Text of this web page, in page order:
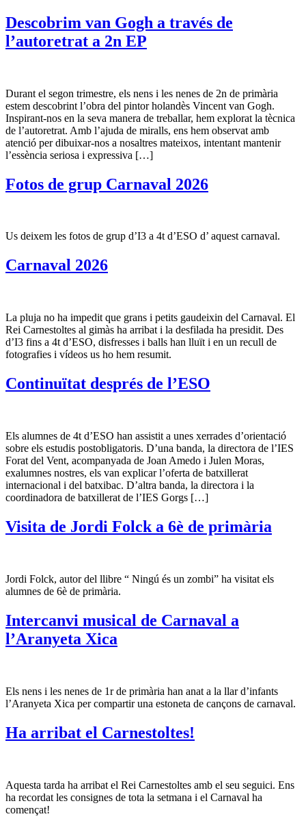
Descobrim van Gogh a través de
l’autoretrat a 2n EP
Durant el segon trimestre, els nens i les nenes de 2n de primària
estem descobrint l’obra del pintor holandès Vincent van Gogh.
Inspirant-nos en la seva manera de treballar, hem explorat la tècnica
de l’autoretrat. Amb l’ajuda de miralls, ens hem observat amb
atenció per dibuixar-nos a nosaltres mateixos, intentant mantenir
l’essència seriosa i expressiva […]
Fotos de grup Carnaval 2026
Us deixem les fotos de grup d’I3 a 4t d’ESO d’ aquest carnaval.
Carnaval 2026
La pluja no ha impedit que grans i petits gaudeixin del Carnaval. El
Rei Carnestoltes al gimàs ha arribat i la desfilada ha presidit. Des
d’I3 fins a 4t d’ESO, disfresses i balls han lluït i en un recull de
fotografies i vídeos us ho hem resumit.
Continuïtat després de l’ESO
Els alumnes de 4t d’ESO han assistit a unes xerrades d’orientació
sobre els estudis postobligatoris. D’una banda, la directora de l’IES
Forat del Vent, acompanyada de Joan Amedo i Julen Moras,
exalumnes nostres, els van explicar l’oferta de batxillerat
internacional i del batxibac. D’altra banda, la directora i la
coordinadora de batxillerat de l’IES Gorgs […]
Visita de Jordi Folck a 6è de primària
Jordi Folck, autor del llibre “ Ningú és un zombi” ha visitat els
alumnes de 6è de primària.
Intercanvi musical de Carnaval a
l’Aranyeta Xica
Els nens i les nenes de 1r de primària han anat a la llar d’infants
l’Aranyeta Xica per compartir una estoneta de cançons de carnaval.
Ha arribat el Carnestoltes!
Aquesta tarda ha arribat el Rei Carnestoltes amb el seu seguici. Ens
ha recordat les consignes de tota la setmana i el Carnaval ha
començat!